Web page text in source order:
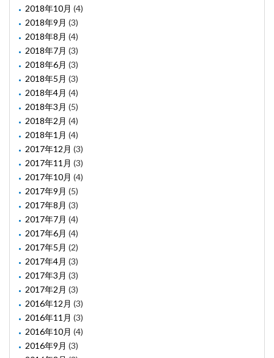
2018年10月 (4)
2018年9月 (3)
2018年8月 (4)
2018年7月 (3)
2018年6月 (3)
2018年5月 (3)
2018年4月 (4)
2018年3月 (5)
2018年2月 (4)
2018年1月 (4)
2017年12月 (3)
2017年11月 (3)
2017年10月 (4)
2017年9月 (5)
2017年8月 (3)
2017年7月 (4)
2017年6月 (4)
2017年5月 (2)
2017年4月 (3)
2017年3月 (3)
2017年2月 (3)
2016年12月 (3)
2016年11月 (3)
2016年10月 (4)
2016年9月 (3)